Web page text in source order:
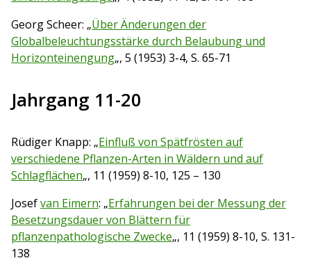
Georg Scheer: „Über Änderungen der
Globalbeleuchtungsstärke durch Belaubung und
Horizonteinengung„, 5 (1953) 3-4, S. 65-71
Jahrgang 11-20
Rüdiger Knapp: „Einfluß von Spätfrösten auf
verschiedene Pflanzen-Arten in Wäldern und auf
Schlagflächen„, 11 (1959) 8-10, 125 – 130
Josefvan Eimern: „Erfahrungen bei der Messung der
Besetzungsdauer von Blättern für
pflanzenpathologische Zwecke„, 11 (1959) 8-10, S. 131-
138